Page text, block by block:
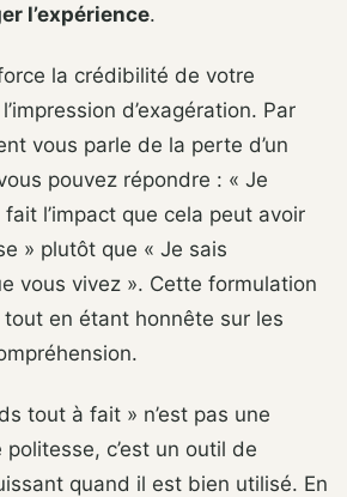
l’expérience.
la crédibilité de votre
d’exagération. Par
vous parle de la perte d’un
pouvez répondre : « Je
l’impact que cela peut avoir
» plutôt que « Je sais
vous vivez ». Cette formulation
en étant honnête sur les
tout à fait » n’est pas une
c’est un outil de
quand il est bien utilisé. En